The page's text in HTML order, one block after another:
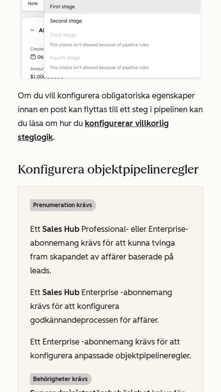
Om du vill konfigurera obligatoriska egenskaper
innan en post kan flyttas till ett steg i pipelinen kan
du läsa om hur du konfigurerar villkorlig
steglogik.
Konfigurera objektpipelineregler
Prenumeration krävs
Ett Sales Hub Professional- eller Enterprise-
abonnemang krävs för att kunna tvinga
fram skapandet av affärer baserade på
leads.
Ett Sales Hub Enterprise -abonnemang
krävs för att konfigurera
godkännandeprocessen för affärer.
Ett Enterprise -abonnemang krävs för att
konfigurera anpassade objektpipelineregler.
Behörigheter krävs